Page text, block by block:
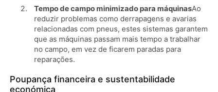
Tempo de campo minimizado para máquinasAo
reduzir problemas como derrapagens e avarias
relacionadas com pneus, estes sistemas garantem
que as máquinas passam mais tempo a trabalhar
no campo, em vez de ficarem paradas para
reparações.
Poupança financeira e sustentabilidade
económica